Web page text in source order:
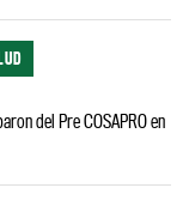
del Pre COSAPRO en